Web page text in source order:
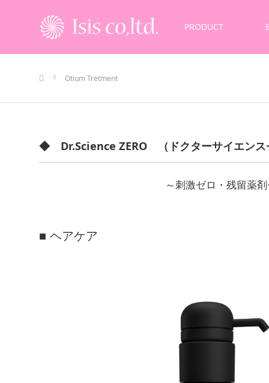
PRODUCT
Otium Tretment
◆ Dr.Science ZERO （ドクターサイエン
～刺激ゼロ・残留薬
■ ヘアケア